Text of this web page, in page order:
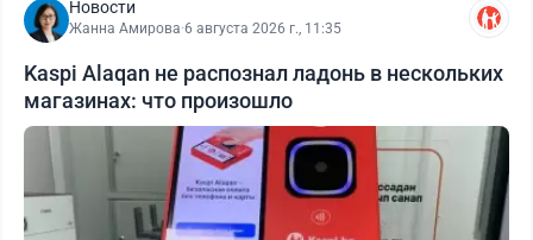
Новости
Жанна Амирова·6 августа 2026 г., 11:35
Kaspi Alaqan не распознал ладонь в нескольких
магазинах: что произошло